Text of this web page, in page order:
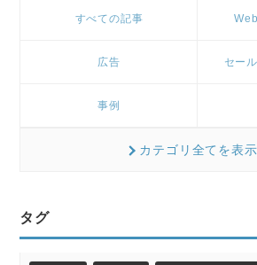
すべての記事
広告 セー
事例
カテゴリ全てを表示
タグ